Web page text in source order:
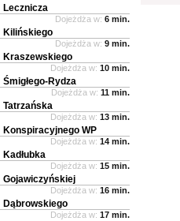
Lecznicza
Dojeżdża w: 6 min.
Kilińskiego
Dojeżdża w: 9 min.
Kraszewskiego
Dojeżdża w: 10 min.
Śmigłego-Rydza
Dojeżdża w: 11 min.
Tatrzańska
Dojeżdża w: 13 min.
Konspiracyjnego WP
Dojeżdża w: 14 min.
Kadłubka
Dojeżdża w: 15 min.
Gojawiczyńskiej
Dojeżdża w: 16 min.
Dąbrowskiego
Dojeżdża w: 17 min.